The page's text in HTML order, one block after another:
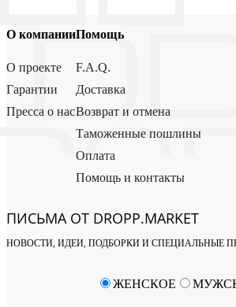
О компании
О проекте
Гарантии
Пресса о нас
Помощь
F.A.Q.
Доставка
Возврат и отмена
Таможенные пошлины
Оплата
Помощь и контакты
ПИСЬМА ОТ DROPP.MARKET
НОВОСТИ, ИДЕИ, ПОДБОРКИ И СПЕЦИАЛЬНЫЕ
ЖЕНСКОЕ